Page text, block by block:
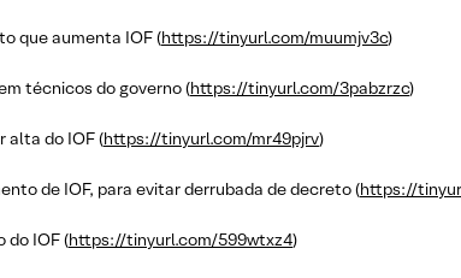
que aumenta IOF (https://tinyurl.com/muumjv3c)
técnicos do governo (https://tinyurl.com/3pabzrzc)
alta do IOF (https://tinyurl.com/mr49pjrv)
de IOF, para evitar derrubada de decreto (https://
do IOF (https://tinyurl.com/599wtxz4)